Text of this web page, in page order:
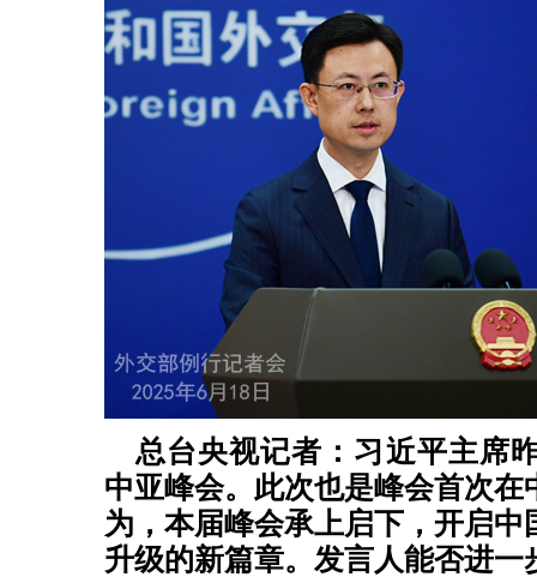
总台央视记者：习近平主席
中亚峰会。此次也是峰会首次在
为，本届峰会承上启下，开启
升级的新篇章。发言人能否进一